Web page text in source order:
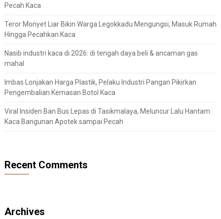
Pecah Kaca
Teror Monyet Liar Bikin Warga Legokkadu Mengungsi, Masuk Rumah
Hingga Pecahkan Kaca
Nasib industri kaca di 2026: di tengah daya beli & ancaman gas
mahal
Imbas Lonjakan Harga Plastik, Pelaku Industri Pangan Pikirkan
Pengembalian Kemasan Botol Kaca
Viral Insiden Ban Bus Lepas di Tasikmalaya, Meluncur Lalu Hantam
Kaca Bangunan Apotek sampai Pecah
Recent Comments
Archives